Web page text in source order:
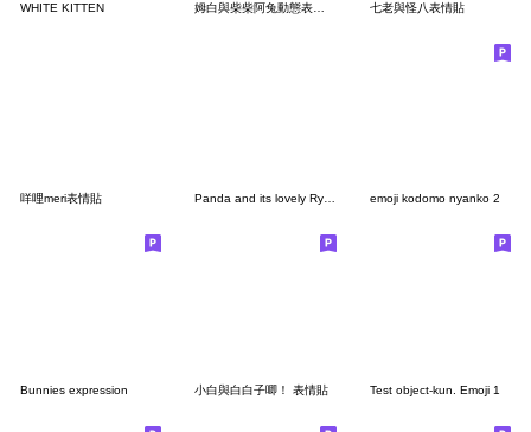
WHITE KITTEN 七老與怪八表情貼
咩哩meri表情貼 Panda and its lovely Ryushen buddies emoji kodomo nyanko 2
Bunnies expression 小白與白白子唧！ 表情貼 Test object-kun. Emoji 1